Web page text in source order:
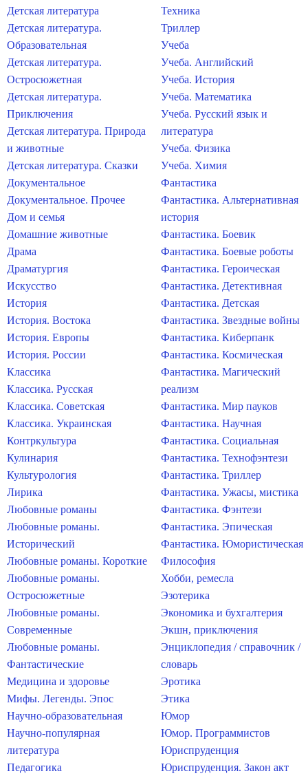
Детская литература
Детская литература.
Образовательная
Детская литература.
Остросюжетная
Детская литература.
Приключения
Детская литература. Природа
и животные
Детская литература. Сказки
Документальное
Документальное. Прочее
Дом и семья
Домашние животные
Драма
Драматургия
Искусство
История
История. Востока
История. Европы
История. России
Классика
Классика. Русская
Классика. Советская
Классика. Украинская
Контркультура
Кулинария
Культурология
Лирика
Любовные романы
Любовные романы.
Исторический
Любовные романы. Короткие
Любовные романы.
Остросюжетные
Любовные романы.
Современные
Любовные романы.
Фантастические
Медицина и здоровье
Мифы. Легенды. Эпос
Научно-образовательная
Научно-популярная
литература
Педагогика
Техника
Триллер
Учеба
Учеба. Английский
Учеба. История
Учеба. Математика
Учеба. Русский язык и
литература
Учеба. Физика
Учеба. Химия
Фантастика
Фантастика. Альтернативная
история
Фантастика. Боевик
Фантастика. Боевые роботы
Фантастика. Героическая
Фантастика. Детективная
Фантастика. Детская
Фантастика. Звездные войны
Фантастика. Киберпанк
Фантастика. Космическая
Фантастика. Магический
реализм
Фантастика. Мир пауков
Фантастика. Научная
Фантастика. Социальная
Фантастика. Технофэнтези
Фантастика. Триллер
Фантастика. Ужасы, мистика
Фантастика. Фэнтези
Фантастика. Эпическая
Фантастика. Юмористическая
Философия
Хобби, ремесла
Эзотерика
Экономика и бухгалтерия
Экшн, приключения
Энциклопедия / справочник /
словарь
Эротика
Этика
Юмор
Юмор. Программистов
Юриспруденция
Юриспруденция. Закон акт